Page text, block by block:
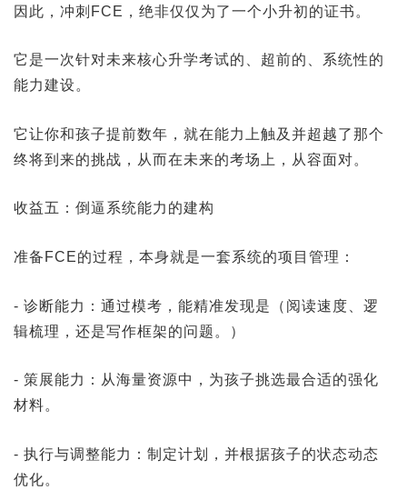
因此，冲刺FCE，绝非仅仅为了一个小升初的证书。
它是一次针对未来核心升学考试的、超前的、系统性的
能力建设。
它让你和孩子提前数年，就在能力上触及并超越了那个
终将到来的挑战，从而在未来的考场上，从容面对。
收益五：倒逼系统能力的建构
准备FCE的过程，本身就是一套系统的项目管理：
- 诊断能力：通过模考，能精准发现是（阅读速度、逻
辑梳理，还是写作框架的问题。）
- 策展能力：从海量资源中，为孩子挑选最合适的强化
材料。
- 执行与调整能力：制定计划，并根据孩子的状态动态
优化。